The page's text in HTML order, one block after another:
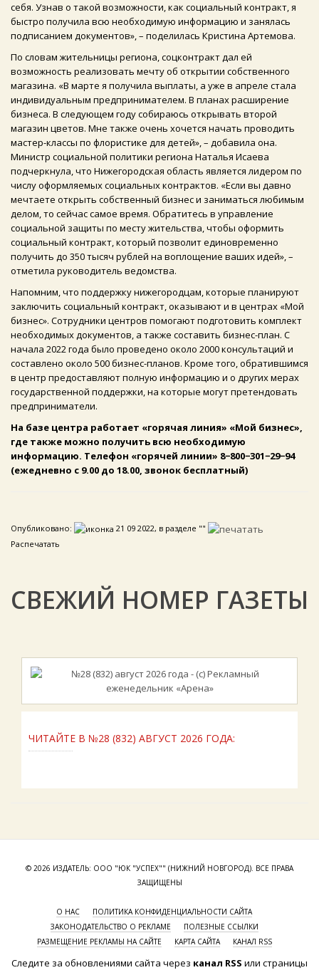
себя. Узнав о такой возможности, как социальный контракт, я
быстро получила всю необходимую информацию и занялась
подписанием документов», – поделилась Кристина Артемова.
По словам жительницы региона, соцконтракт дал ей
возможность реализовать мечту об открытии собственного
магазина. «В марте я получила выплаты, а уже в апреле стала
индивидуальным предпринимателем. В планах расширение
бизнеса. В следующем году собираюсь открывать второй
магазин цветов. Мне также очень хочется начать проводить
мастер-классы по флористике для детей», – добавила она.
Министр социальной политики региона Наталья Исаева
подчеркнула, что Нижегородская область является лидером по
числу оформляемых социальных контрактов. «Если вы давно
мечтаете открыть собственный бизнес и заниматься любимым
делом, то сейчас самое время. Обратитесь в управление
социальной защиты по месту жительства, чтобы оформить
социальный контракт, который позволит единовременно
получить до 350 тысяч рублей на воплощение ваших идей», –
отметила руководитель ведомства.
Напомним, что поддержку нижегородцам, которые планируют
заключить социальный контракт, оказывают и в центрах «Мой
бизнес». Сотрудники центров помогают подготовить комплект
необходимых документов, а также составить бизнес-план. С
начала 2022 года было проведено около 2000 консультаций и
составлено около 500 бизнес-планов. Кроме того, обратившимся
в центр предоставляют полную информацию и о других мерах
государственной поддержки, на которые могут претендовать
предприниматели.
На базе центра работает «горячая линия» «Мой бизнес»,
где также можно получить всю необходимую
информацию. Телефон «горячей линии» 8−800−301−29−94
(ежедневно с 9.00 до 18.00, звонок бесплатный)
Опубликовано:
21 09 2022, в разделе ""
Распечатать
СВЕЖИЙ НОМЕР ГАЗЕТЫ
ЧИТАЙТЕ В №28 (832) АВГУСТ 2026 ГОДА:
© 2026 ИЗДАТЕЛЬ: ООО "ЮК "УСПЕХ"" (НИЖНИЙ НОВГОРОД). ВСЕ ПРАВА
ЗАЩИЩЕНЫ
О НАС
ПОЛИТИКА КОНФИДЕНЦИАЛЬНОСТИ САЙТА
ЗАКОНОДАТЕЛЬСТВО О РЕКЛАМЕ
ПОЛЕЗНЫЕ ССЫЛКИ
РАЗМЕЩЕНИЕ РЕКЛАМЫ НА САЙТЕ
КАРТА САЙТА КАНАЛ RSS
Следите за обновлениями сайта через канал RSS или страницы